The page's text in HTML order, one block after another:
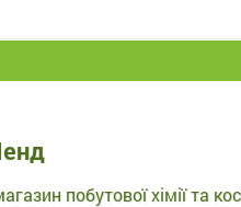
побутової хімії та